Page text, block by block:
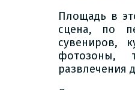
Площадь в
сцена, по
сувениров,
фотозоны,
развлечения